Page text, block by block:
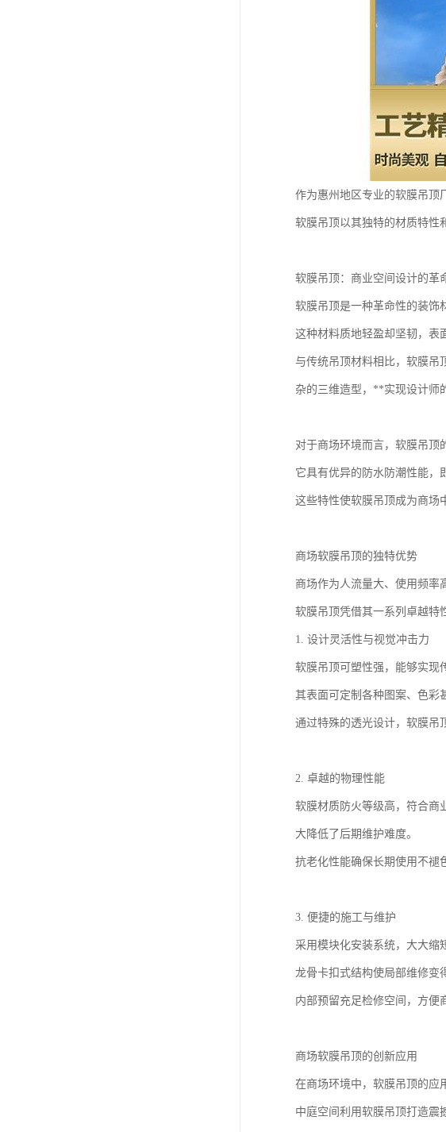
作为惠州地区专业的软膜吊顶
软膜吊顶以其独特的材质特性
软膜吊顶：商业空间设计的革
软膜吊顶是一种革命性的装饰
这种材料质地轻盈却坚韧，表
与传统吊顶材料相比，软膜
杂的三维造型，**实现设计师
对于商场环境而言，软膜吊顶
它具有优异的防水防潮性能，
这些特性使软膜吊顶成为商场
商场软膜吊顶的独特优势
商场作为人流量大、使用频率
软膜吊顶凭借其一系列卓越特
1. 设计灵活性与视觉冲击力
软膜吊顶可塑性强，能够实现
其表面可定制各种图案、色彩
通过特殊的透光设计，软膜吊
2. 卓越的物理性能
软膜材质防火等级高，符合商
大降低了后期维护难度。
抗老化性能确保长期使用不褪
3. 便捷的施工与维护
采用模块化安装系统，大大缩
龙骨卡扣式结构使局部维修变
内部预留充足检修空间，方便
商场软膜吊顶的创新应用
在商场环境中，软膜吊顶的应
中庭空间利用软膜吊顶打造震